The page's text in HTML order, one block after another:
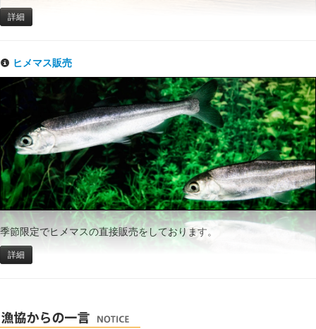
詳細
ヒメマス販売
季節限定でヒメマスの直接販売をしております。
詳細